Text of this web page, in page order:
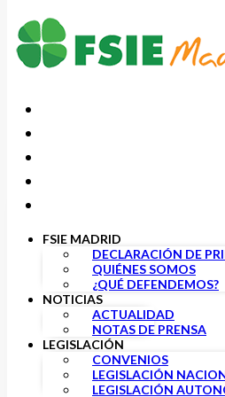
Saltar al contenido principal
FSIE MADRID
DECLARACIÓN DE
QUIÉNES SOMOS
¿QUÉ DEFENDEMOS?
NOTICIAS
ACTUALIDAD
NOTAS DE PRENSA
LEGISLACIÓN
CONVENIOS
LEGISLACIÓN
LEGISLACIÓN
23 MARZO, 2017
BOLETÍN